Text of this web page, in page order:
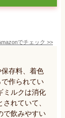
でチェック >>
存料、着色
作られてい
ミルクは消化
れていて、
で飲みやすい